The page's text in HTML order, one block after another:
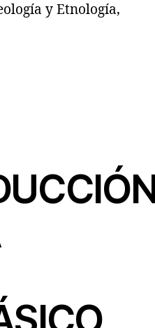
y Etnología,